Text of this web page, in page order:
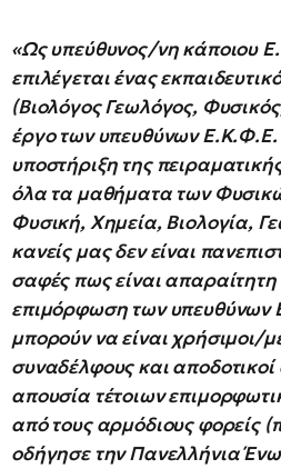
«Ως υπεύθυνος/νη κάποιου
επιλέγεται ένας
(Βιολόγος Γεωλόγος,
έργο των υπευθύνων Ε.Κ.Φ.Ε.
υποστήριξη της
όλα τα μαθήματα των
Φυσική, Χημεία, Βιολογία,
κανείς μας δεν είναι
σαφές πως είναι
επιμόρφωση των
μπορούν να είναι χρήσιμοι/
συναδέλφους και
απουσία τέτοιων
από τους αρμόδιους φορείς
οδήγησε την Πανελλήνια